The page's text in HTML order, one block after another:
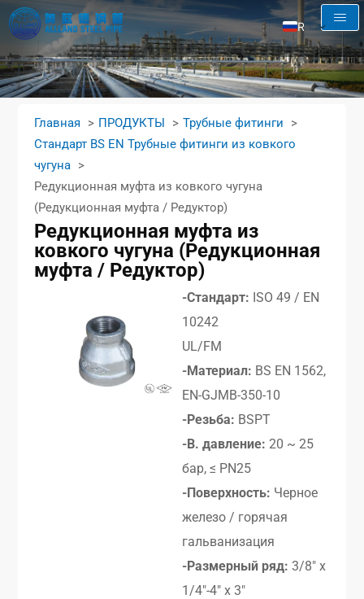
RU
EN
AR
Главная ПРОДУКТЫ
Трубные фитинги
Стандарт BS EN Трубные фитинги из ковкого
чугуна
Редукционная муфта из ковкого чугуна
(Редукционная муфта / Редуктор)
Редукционная муфта из
ковкого чугуна (Редукционная
муфта / Редуктор)
-Стандарт: ISO 49 / EN
10242
UL/FM
-Материал: BS EN 1562,
EN-GJMB-350-10
-Резьба: BSPT
-В. давление: 20 ~ 25
бар, ≤ PN25
-Поверхность: Черное
железо / горячая
гальванизация
-Размерный ряд: 3/8″ x
1/4″-4″ x 3″